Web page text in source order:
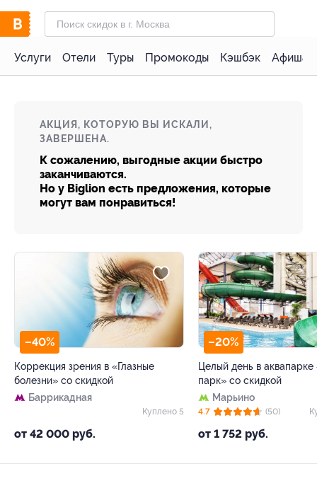
Услуги Отели Туры Промокоды Кэшбэк Афиша
АКЦИЯ, КОТОРУЮ ВЫ ИСКАЛИ,
ЗАВЕРШЕНА.
К сожалению, выгодные акции быстро
заканчиваются.
Но у Biglion есть предложения, которые
могут вам понравиться!
–40%
Коррекция зрения в «Глазные
болезни» со скидкой
Баррикадная
от 42 000 руб.
Куплено 5
–20%
Целый день в аквапарке
парк» со скидкой
Марьино
от 1 752 руб.
4.7 (50)